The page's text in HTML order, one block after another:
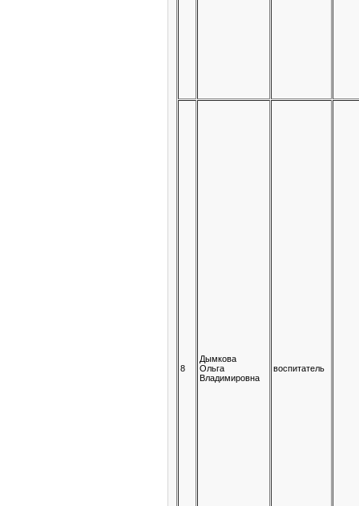
8
Дымкова
Ольга
Владимировна
воспитатель